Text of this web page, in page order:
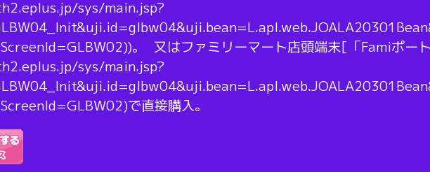
sys/main.jsp?
。 又はファミリーマート店頭端末[「Famiポー
sys/main.jsp?
で直接購入。